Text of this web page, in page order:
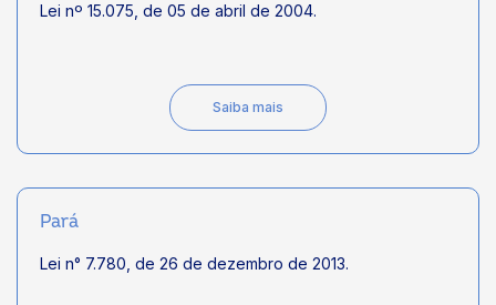
Lei nº 15.075, de 05 de abril de 2004.
Saiba mais
Pará
Lei n° 7.780, de 26 de dezembro de 2013.